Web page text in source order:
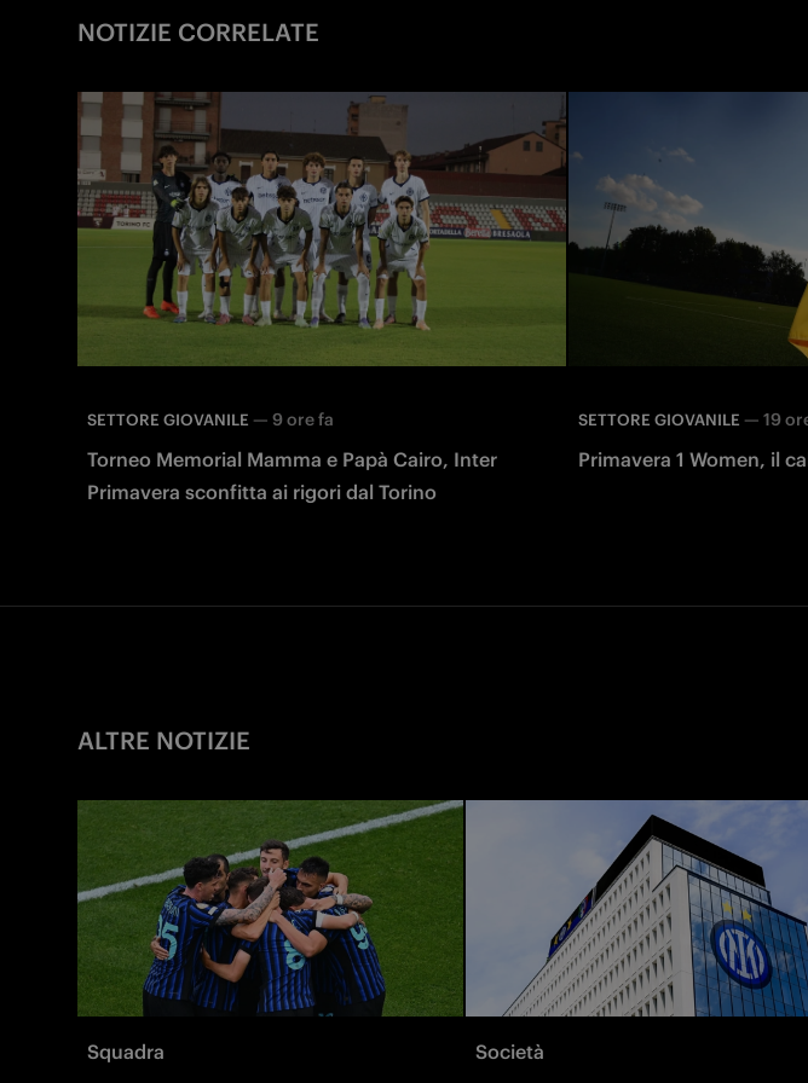
NOTIZIE CORRELATE
SETTORE GIOVANILE — 9 ore fa
Torneo Memorial Mamma e Papà Cairo, Inter
Primavera sconfitta ai rigori dal Torino
SETTORE GIOVANILE — 19
Primavera 1 Women, il
ALTRE NOTIZIE
Squadra Società